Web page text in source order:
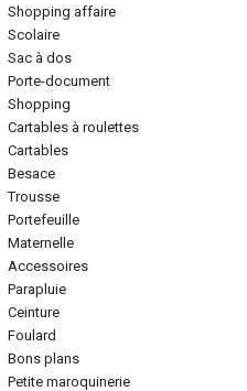
shopping affaire
scolaire
sac à dos
porte-document
shopping
cartables à roulettes
cartables
besace
trousse
portefeuille
maternelle
accessoires
parapluie
ceinture
foulard
bons plans
petite maroquinerie